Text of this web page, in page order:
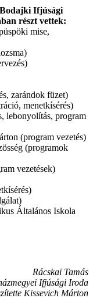
Ifjúsági
részt vettek:
mise,
zarándok füzet)
menetkísérés)
lebonyolítás, program
(program vezetés)
(programok
vezetések)
Általános Iskola
Rácskai Tamás
Ifjúsági Iroda
Kissevich Márton